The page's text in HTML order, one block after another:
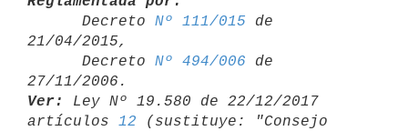
Decreto Nº 111/015 de
21/04/2015,
      Decreto
Nº 494/006 de
Ver:
Ley Nº 19.580 de 22/12/2017
artículos 12 (sustituye: "Consejo